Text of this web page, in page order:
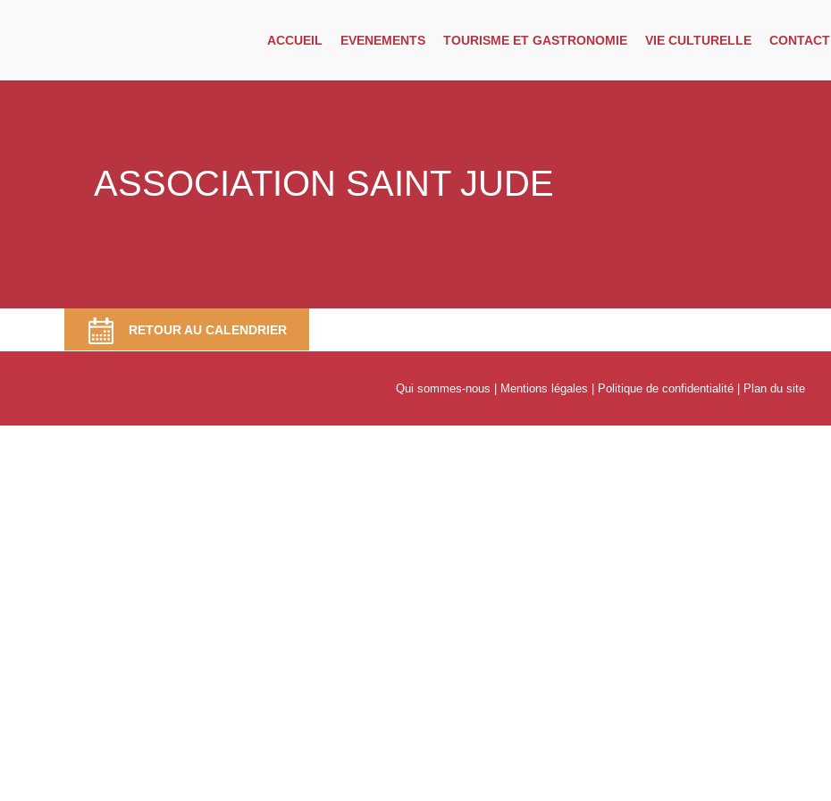
ACCUEIL EVENEMENTS TOURISME ET GASTRONOMIE VIE CULTURELLE CONTACT
ASSOCIATION SAINT JUDE
RETOUR AU CALENDRIER
Qui sommes-nous Mentions légales Politique de confidentialité Plan du site